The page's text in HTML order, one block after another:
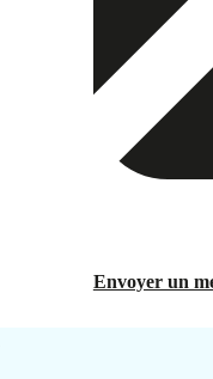
Envoyer un